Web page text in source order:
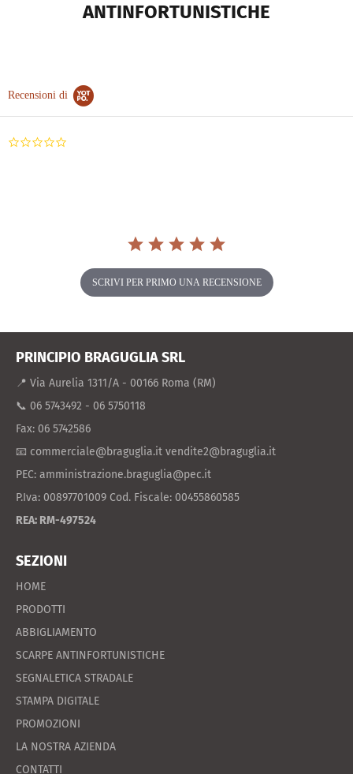
ANTINFORTUNISTICHE
Recensioni di
SCRIVI PER PRIMO UNA RECENSIONE
PRINCIPIO BRAGUGLIA SRL
📍 Via Aurelia 1311/A - 00166 Roma (RM)
📞 06 5743492 - 06 5750118
Fax: 06 5742586
📧 commerciale@braguglia.it vendite2@braguglia.it
PEC: amministrazione.braguglia@pec.it
P.Iva: 00897701009 Cod. Fiscale: 00455860585
REA: RM-497524
SEZIONI
HOME
PRODOTTI
ABBIGLIAMENTO
SCARPE ANTINFORTUNISTICHE
SEGNALETICA STRADALE
STAMPA DIGITALE
PROMOZIONI
LA NOSTRA AZIENDA
CONTATTI